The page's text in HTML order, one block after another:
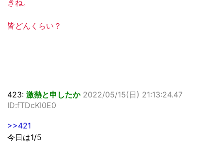
きね。
皆どんくらい？
423: 激熱と申したか 2022/05/15(日) 21:13:24.47
ID:fTDcKI0E0
>>421
今日は1/5